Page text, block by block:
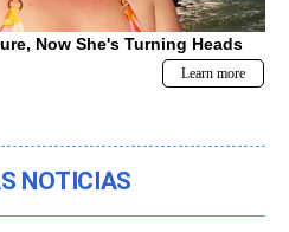
NOTICIAS